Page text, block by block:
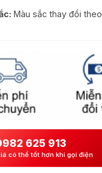
Màu sắc thay đổi
625 913
có thể tốt hơn khi gọi điện